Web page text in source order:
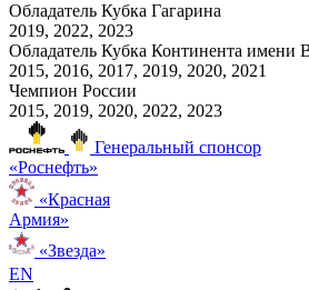
Обладатель Кубка Гагарина
2019, 2022, 2023
Обладатель Кубка Континента имени
2015, 2016, 2017, 2019, 2020, 2021
Чемпион России
2015, 2019, 2020, 2022, 2023
Генеральный спонсор
«Роснефть»
«Красная
Армия»
«Звезда»
EN